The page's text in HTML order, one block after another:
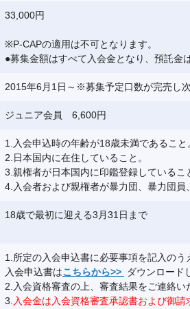
33,000円
※P-CAPの適用は不可となります。
●募集金額はすべて入会金となり、預託金
2015年6月1日～※募集予定口数が完売し
ジュニア会員 6,600円
1.入会申込時の年齢が18歳未満であること
2.日本国内に在住していること。
3.親権者が日本国内に印鑑登録しているこ
4.入会者および親権者が暴力団、暴力団
18歳で最初に迎える3月31日まで
1.所定の入会申込書に必要事項を記入の
入会申込書はこちらから>>
ダウンロード
2.入会資格審査の上、審査結果をご連絡い
3. 入会金は入会資格審査承認書および御